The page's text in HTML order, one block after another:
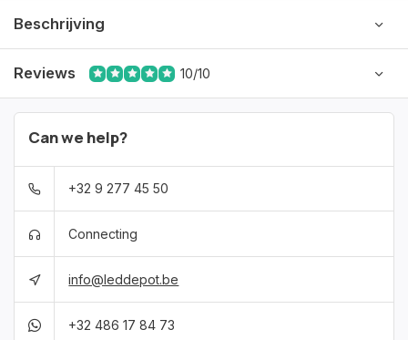
Beschrijving
Reviews 10/10
Can we help?
+32 9 277 45 50
Connecting
info@leddepot.be
+32 486 17 84 73